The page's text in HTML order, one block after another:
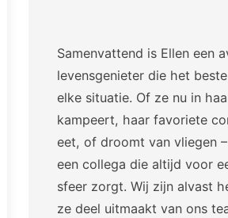
Samenvattend is Ellen een
levensgenieter die het
elke situatie. Of ze nu in
kampeert, haar favoriete
eet, of droomt van vliegen
een collega die altijd voor
sfeer zorgt. Wij zijn alvast
ze deel uitmaakt van ons